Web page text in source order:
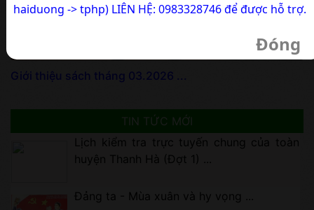
haiduong -> tphp) LIÊN HỆ: 0983328746 để được hỗ trợ.
Đóng
Giới thiệu sách tháng 03.2026 ...
TIN TỨC MỚI
Lịch kiểm tra trực tuyến chung của toàn
huyện Thanh Hà (Đợt 1) ...
Đảng ta - Mùa xuân và hy vọng ...